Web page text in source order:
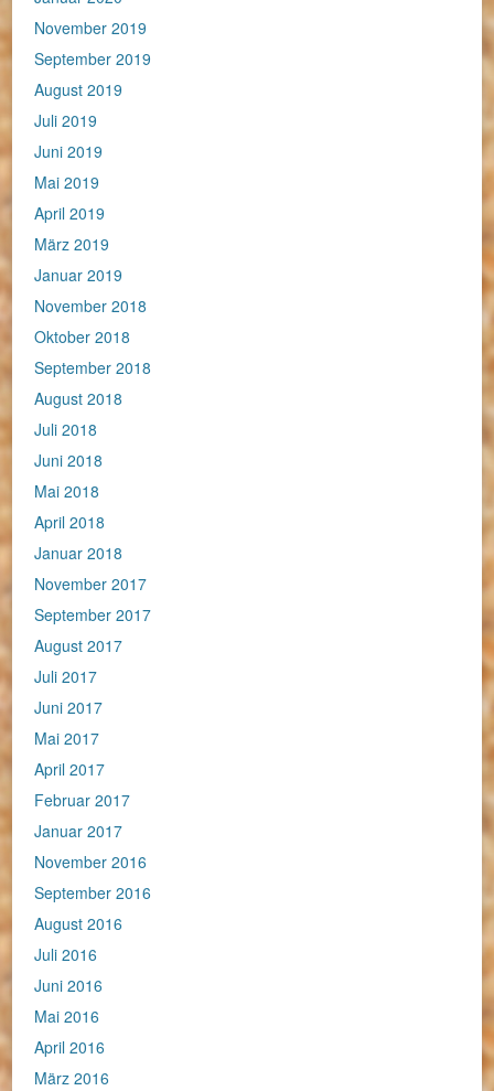
November 2019
September 2019
August 2019
Juli 2019
Juni 2019
Mai 2019
April 2019
März 2019
Januar 2019
November 2018
Oktober 2018
September 2018
August 2018
Juli 2018
Juni 2018
Mai 2018
April 2018
Januar 2018
November 2017
September 2017
August 2017
Juli 2017
Juni 2017
Mai 2017
April 2017
Februar 2017
Januar 2017
November 2016
September 2016
August 2016
Juli 2016
Juni 2016
Mai 2016
April 2016
März 2016